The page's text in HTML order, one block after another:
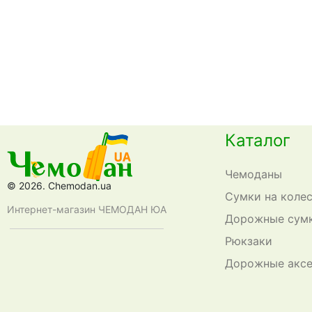
© 2026. Chemodan.ua
Интернет-магазин ЧЕМОДАН ЮА
Каталог
Чемоданы
Сумки на
Дорожные
Рюкзаки
Дорожные